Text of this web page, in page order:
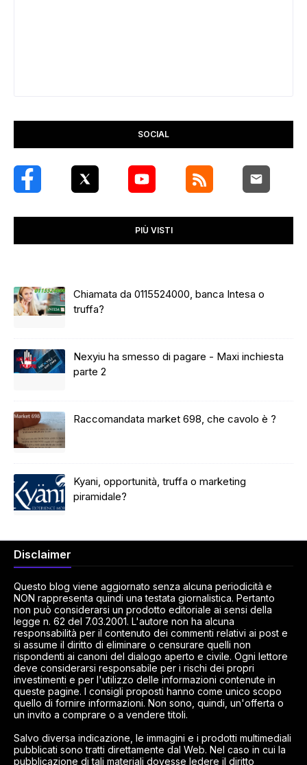
SOCIAL
PIÙ VISTI
Chiamata da 0115524000, banca Intesa o
truffa?
Nexyiu ha smesso di pagare - Maxi inchiesta
parte 2
Raccomandata market 698, che cavolo è ?
Kyani, opportunità, truffa o marketing
piramidale?
Disclaimer
Questo blog viene aggiornato senza alcuna periodicità e
NON rappresenta quindi una testata giornalistica. Pertanto
non può considerarsi un prodotto editoriale ai sensi della
legge n. 62 del 7.03.2001. L'autore non ha alcuna
responsabilità per il contenuto dei commenti relativi ai post e
si assume il diritto di eliminare o censurare quelli non
rispondenti ai canoni del dialogo aperto e civile. Ogni lettore
deve considerarsi responsabile per i rischi dei propri
investimenti e per l'utilizzo delle informazioni contenute in
queste pagine. I consigli proposti hanno come unico scopo
quello di fornire informazioni. Non sono, quindi, un'offerta o
un invito a comprare o a vendere titoli.
Salvo diversa indicazione, le immagini e i prodotti multimediali
pubblicati sono tratti direttamente dal Web. Nel caso in cui la
pubblicazione di tali materiali dovesse ledere il diritto